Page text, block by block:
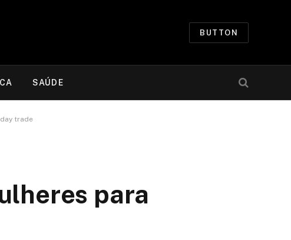
BUTTON
SAÚDE
trade
para